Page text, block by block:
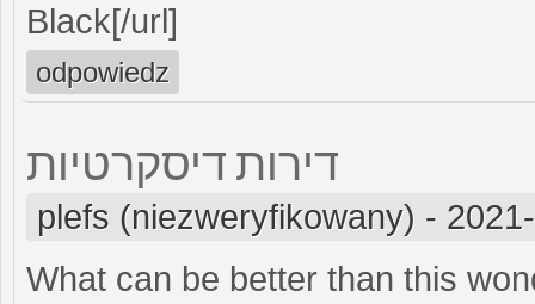
Black[/url]
odpowiedz
דירות דיסקרטיות
plefs (niezweryfikowany) -
What can be better than this